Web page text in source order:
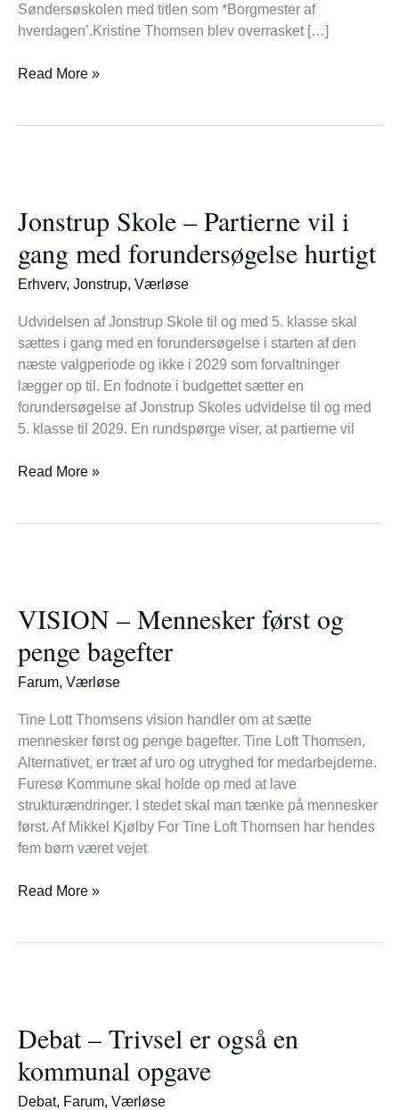
Søndersøskolen med titlen som *Borgmester af
hverdagen’.Kristine Thomsen blev overrasket […]
Read More »
Jonstrup Skole – Partierne vil i
gang med forundersøgelse hurtigt
Erhverv, Jonstrup, Værløse
Udvidelsen af Jonstrup Skole til og med 5. klasse skal
sættes i gang med en forundersøgelse i starten af den
næste valgperiode og ikke i 2029 som forvaltninger
lægger op til. En fodnote i budgettet sætter en
forundersøgelse af Jonstrup Skoles udvidelse til og med
5. klasse til 2029. En rundspørge viser, at partierne vil
–
Partierne
vil
i
med
forundersøgelse
hurtigt
Read More »
VISION – Mennesker først og
penge bagefter
Farum, Værløse
Tine Lott Thomsens vision handler om at sætte
mennesker først og penge bagefter. Tine Loft Thomsen,
Alternativet, er træt af uro og utryghed for medarbejderne.
Furesø Kommune skal holde op med at lave
strukturændringer. I stedet skal man tænke på mennesker
først. Af Mikkel Kjølby For Tine Loft Thomsen har hendes
fem børn været vejet
Mennesker
først
og
penge
Read More »
Debat – Trivsel er også en
kommunal opgave
Debat, Farum, Værløse
Trivsel
er
også
en